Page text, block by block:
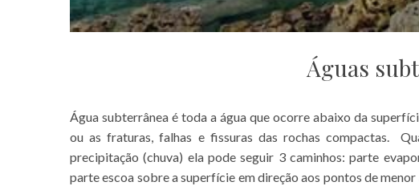
Águas
Água subterrânea é toda a água que ocorre abaixo da
ou as fraturas, falhas e fissuras das rochas compactas.
precipitação (chuva) ela pode seguir 3 caminhos: parte
parte escoa sobre a superfície em direção aos pontos de